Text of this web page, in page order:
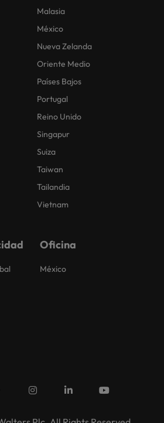
Malasia
México
Nueva Zelanda
Oriente Medio
Países Bajos
Portugal
Reino Unido
Singapur
Suiza
Taiwan
Tailandia
Vietnam
Oficina
México